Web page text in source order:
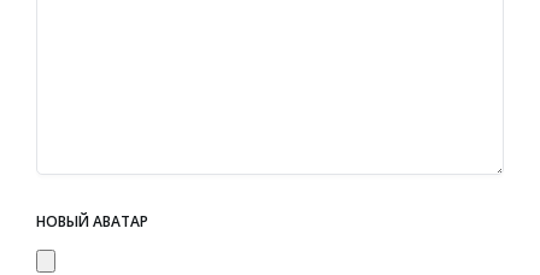
НОВЫЙ АВАТАР